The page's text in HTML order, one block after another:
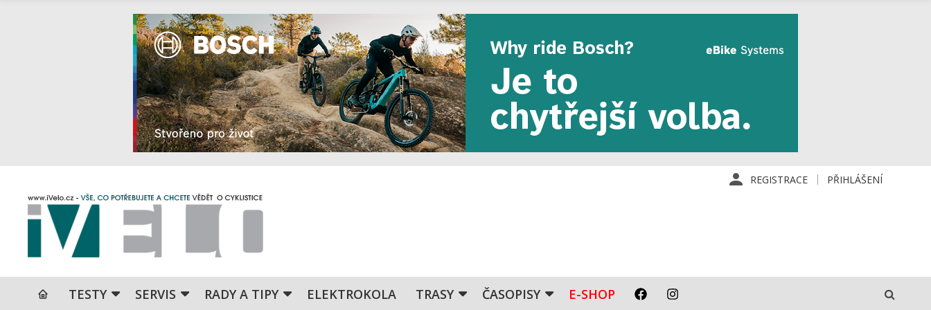
REGISTRACE PŘIHLÁŠENÍ
TESTY SERVIS RADY A TIPY ELEKTROKOLA TRASY ČASOPISY E-SHOP